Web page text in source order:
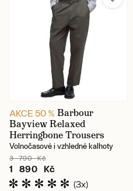
AKCE 50 % Barbour
Bayview Relaxed
Herringbone Trousers
Volnočasové i vzhledné kalhoty
3 790 Kč
1 890 Kč
(3x)